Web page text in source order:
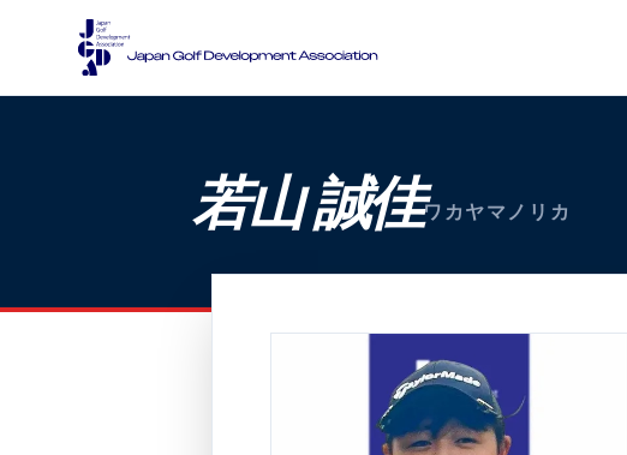
若山 誠佳ワカヤマノリカ